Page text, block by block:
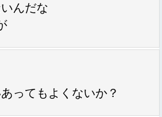
んだな
ってもよくないか？